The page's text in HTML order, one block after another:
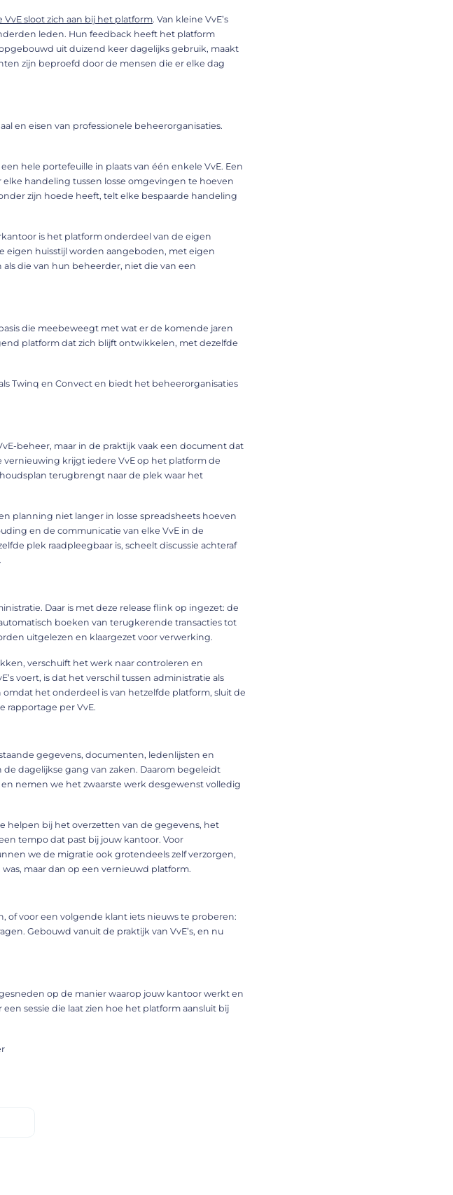
VvE sloot zich aan bij het platform. Van kleine VvE’s
leden. Hun feedback heeft het platform
uit duizend keer dagelijks gebruik, maakt
zijn beproefd door de mensen die er elke dag
en eisen van professionele beheerorganisaties.
hele portefeuille in plaats van één enkele VvE. Een
handeling tussen losse omgevingen te hoeven
zijn hoede heeft, telt elke bespaarde handeling
is het platform onderdeel van de eigen
eigen huisstijl worden aangeboden, met eigen
die van hun beheerder, niet die van een
die meebeweegt met wat er de komende jaren
platform dat zich blijft ontwikkelen, met dezelfde
Twinq en Convect en biedt het beheerorganisaties
beheer, maar in de praktijk vaak een document dat
vernieuwing krijgt iedere VvE op het platform de
terugbrengt naar de plek waar het
planning niet langer in losse spreadsheets hoeven
en de communicatie van elke VvE in de
plek raadpleegbaar is, scheelt discussie achteraf
Daar is met deze release flink op ingezet: de
boeken van terugkerende transacties tot
uitgelezen en klaargezet voor verwerking.
verschuift het werk naar controleren en
voert, is dat het verschil tussen administratie als
het onderdeel is van hetzelfde platform, sluit de
rapportage per VvE.
gegevens, documenten, ledenlijsten en
dagelijkse gang van zaken. Daarom begeleidt
nemen we het zwaarste werk desgewenst volledig
helpen bij het overzetten van de gegevens, het
tempo dat past bij jouw kantoor. Voor
we de migratie ook grotendeels zelf verzorgen,
maar dan op een vernieuwd platform.
voor een volgende klant iets nieuws te proberen:
Gebouwd vanuit de praktijk van VvE’s, en nu
op de manier waarop jouw kantoor werkt en
sessie die laat zien hoe het platform aansluit bij